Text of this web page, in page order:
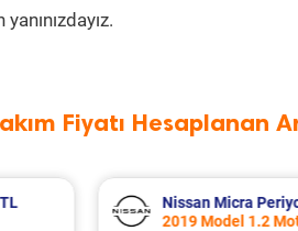
Fiyatı Hesaplanan
Renault Clio
2006 Model